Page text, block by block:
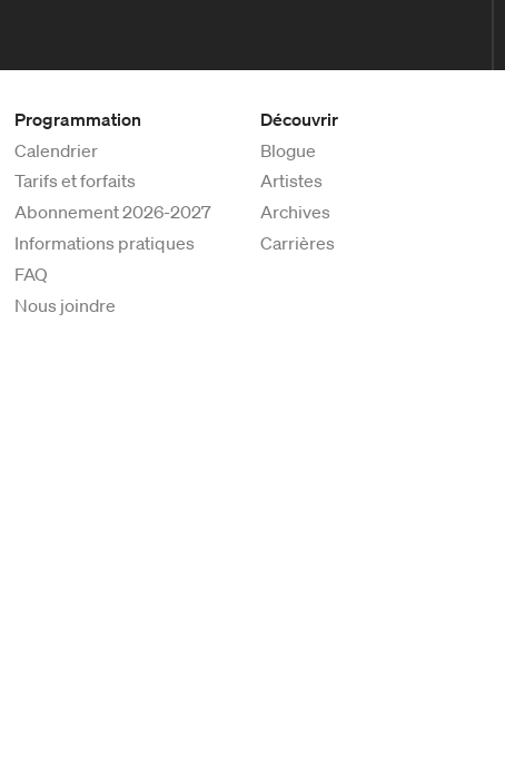
Programmation
Calendrier
Tarifs et forfaits
Abonnement 2026-2027
Informations pratiques
FAQ
Nous joindre
Découvrir
Blogue
Artistes
Archives
Carrières